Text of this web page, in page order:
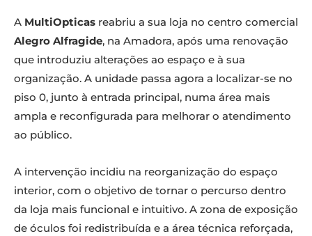
A MultiOpticas reabriu a sua loja no centro comercial
Alegro Alfragide, na Amadora, após uma renovação
que introduziu alterações ao espaço e à sua
organização. A unidade passa agora a localizar-se no
piso 0, junto à entrada principal, numa área mais
ampla e reconfigurada para melhorar o atendimento
ao público.
A intervenção incidiu na reorganização do espaço
interior, com o objetivo de tornar o percurso dentro
da loja mais funcional e intuitivo. A zona de exposição
de óculos foi redistribuída e a área técnica reforçada,